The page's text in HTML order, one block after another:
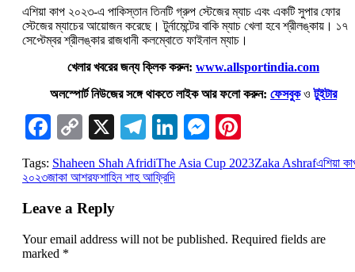
এশিয়া কাপ ২০২৩-এ পাকিস্তান তিনটি গ্রুপ স্টেজের ম্যাচ এবং একটি সুপার ফোর
স্টেজের ম্যাচের আয়োজন করেছে। টুর্নামেন্টের বাকি ম্যাচ খেলা হবে শ্রীলঙ্কায়। ১৭
সেপ্টেম্বর শ্রীলঙ্কার রাজধানী কলম্বোতে ফাইনাল ম্যাচ।
খেলার খবরের জন্য ক্লিক করুন: www.allsportindia.com
অলস্পোর্ট নিউজের সঙ্গে থাকতে লাইক আর ফলো করুন: ফেসবুকওটুইটার
Facebook
Copy
Link
X Telegram
LinkedIn
Messenger
Tags: Shaheen Shah AfridiThe Asia Cup 2023Zaka Ashrafএশিয়া
২০২৩জাকা আশরফশাহিন শাহ আফ্রিদি
Leave a Reply
Your email address will not be published. Required fields are
marked *